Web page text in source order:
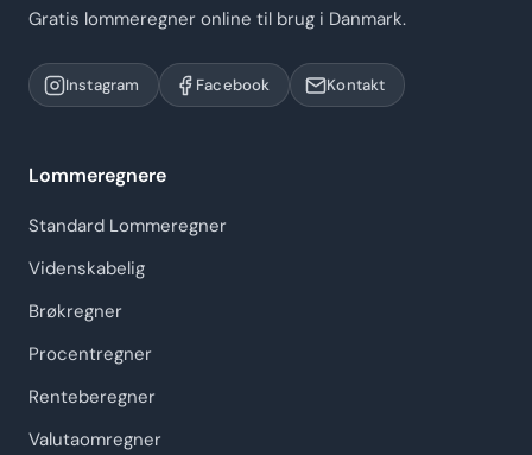
Gratis lommeregner online til brug i Danmark.
Instagram Facebook Kontakt
Lommeregnere
Standard Lommeregner
Videnskabelig
Brøkregner
Procentregner
Renteberegner
Valutaomregner